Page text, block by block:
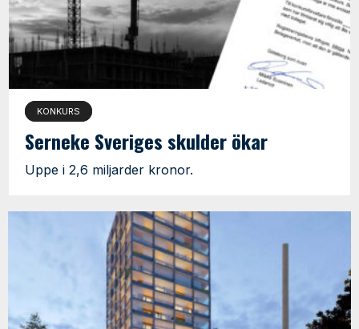
KONKURS
Serneke Sveriges skulder ökar
Uppe i 2,6 miljarder kronor.